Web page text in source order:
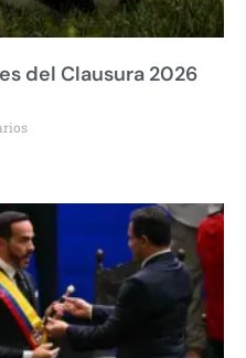
del Clausura 2026